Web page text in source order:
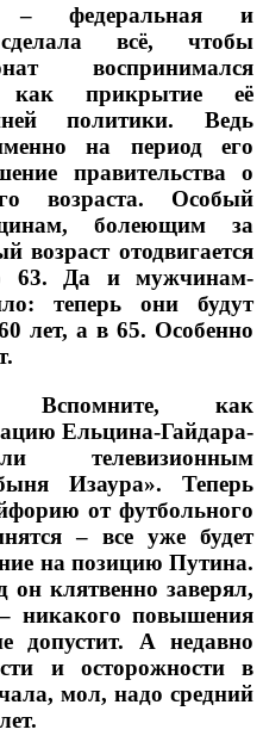
федеральная и
всё, чтобы
воспринимался
прикрытие её
политики. Ведь
на период его
правительства о
возраста. Особый
болеющим за
отодвигается
63. Да и мужчинам-
теперь они будут
лет, а в 65. Особенно
Вспомните, как
Ельцина-Гайдара-
телевизионным
Изаура». Теперь
от футбольного
– все уже будет
на позицию Путина.
он клятвенно заверял,
никакого повышения
допустит. А недавно
и осторожности в
мол, надо средний